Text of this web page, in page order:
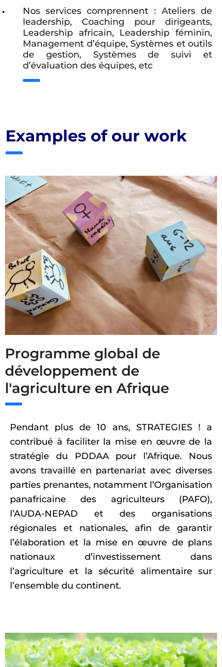
Nos services comprennent : Ateliers de
leadership, Coaching pour dirigeants,
Leadership africain, Leadership féminin,
Management d’équipe, Systèmes et outils
de gestion, Systèmes de suivi et
d’évaluation des équipes, etc
Examples of our work
Programme global de
développement de
l'agriculture en Afrique
Pendant plus de 10 ans, STRATEGIES ! a
contribué à faciliter la mise en œuvre de la
stratégie du PDDAA pour l’Afrique. Nous
avons travaillé en partenariat avec diverses
parties prenantes, notamment l’Organisation
panafricaine des agriculteurs (PAFO),
l’AUDA-NEPAD et des organisations
régionales et nationales, afin de garantir
l’élaboration et la mise en œuvre de plans
nationaux d’investissement dans
l’agriculture et la sécurité alimentaire sur
l’ensemble du continent.